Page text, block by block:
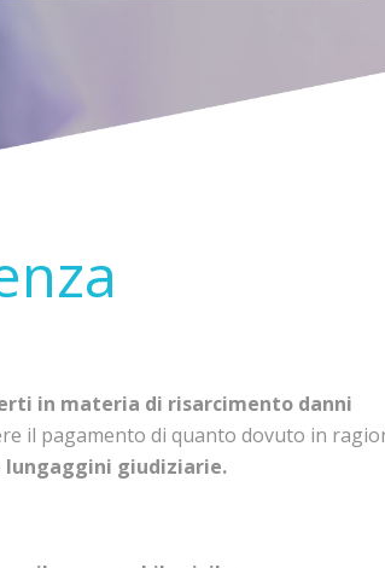
in materia di risarcimento danni
il pagamento di quanto dovuto in
lungaggini giudiziarie.